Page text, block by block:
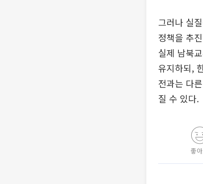
그러나 실
정책을 추
실제 남북
유지하되,
전과는 다
질 수 있다.
좋